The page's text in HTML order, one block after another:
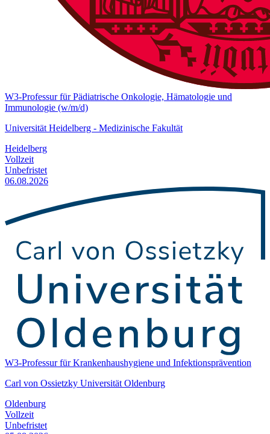
W3-Professur für Pädiatrische Onkologie, Hämatologie und
Immunologie (w/m/d)
Universität Heidelberg - Medizinische Fakultät
Heidelberg
Vollzeit
Unbefristet
06.08.2026
W3-Professur für Krankenhaushygiene und Infektionsprävention
Carl von Ossietzky Universität Oldenburg
Oldenburg
Vollzeit
Unbefristet